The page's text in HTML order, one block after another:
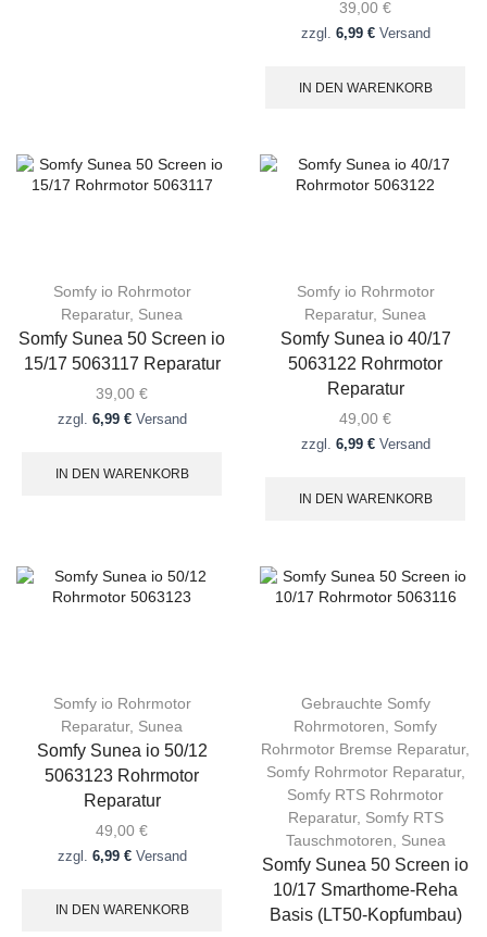
39,00 €
zzgl. 6,99 €Versand
IN DEN WARENKORB
Somfy io Rohrmotor
Reparatur, Sunea
Somfy Sunea 50 Screen io
15/17 5063117 Reparatur
39,00 €
zzgl. 6,99 €Versand
IN DEN WARENKORB
Somfy io Rohrmotor
Reparatur, Sunea
Somfy Sunea io 40/17
5063122 Rohrmotor
Reparatur
49,00 €
zzgl. 6,99 €Versand
IN DEN WARENKORB
Somfy io Rohrmotor
Reparatur, Sunea
Somfy Sunea io 50/12
5063123 Rohrmotor
Reparatur
49,00 €
zzgl. 6,99 €Versand
IN DEN WARENKORB
Gebrauchte Somfy
Rohrmotoren
Somfy
Rohrmotor Bremse Reparatur,
Somfy Rohrmotor Reparatur,
Somfy RTS Rohrmotor
Reparatur, Somfy RTS
Tauschmotoren
Sunea
Somfy Sunea 50 Screen io
10/17 Smarthome-Reha
Basis (LT50-Kopfumbau)